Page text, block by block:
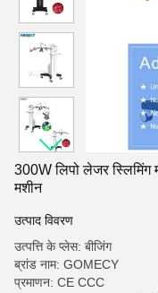
300W लिपो लेजर स्लिमिंग
मशीन
उत्पाद विवरण
उत्पत्ति के प्लेस: बीजिंग
ब्रांड नाम: GOMECY
प्रमाणन: CE CCC